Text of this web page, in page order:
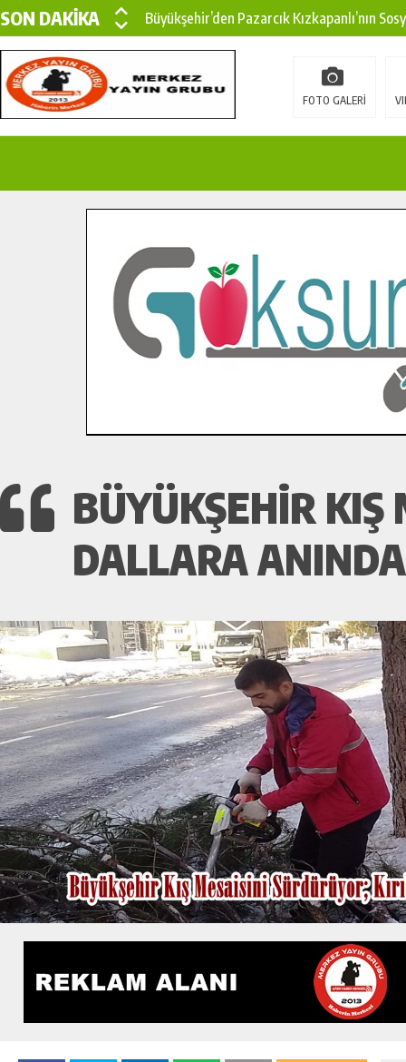
SON DAKİKA
Büyükşehir’den Pazarcık Kızkapanlı’nın
Büyükşehir’den Pazarcık Kırsalına Modern
Çin’den KSÜ’ye Uluslararası Başarı:
İlçe Jandarma Komutanı Karakaya’dan
Bertiz’in Yeni Köprüsünde Sona Doğru.
FOTO GALERİ
BÜYÜKŞEHIR KIŞ
DALLARA